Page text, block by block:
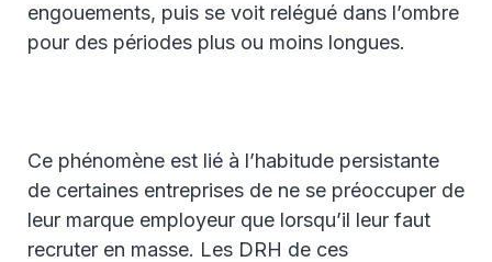
engouements, puis se voit relégué dans l’ombre
pour des périodes plus ou moins longues.
Ce phénomène est lié à l’habitude persistante
de certaines entreprises de ne se préoccuper de
leur marque employeur que lorsqu’il leur faut
recruter en masse. Les DRH de ces